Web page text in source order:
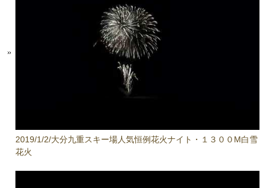
2019/1/2/大分九重スキー場人気恒例花火ナイト・１３００M白雪
花火